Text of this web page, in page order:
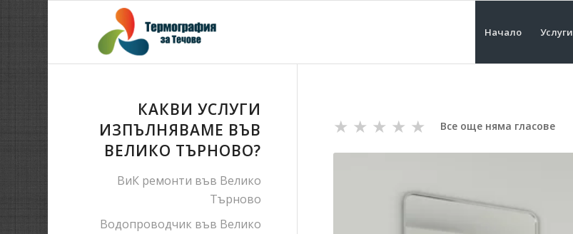
Начало Услуги
★
★
★
★
★ Все още няма гласове
КАКВИ УСЛУГИ
ИЗПЪЛНЯВАМЕ ВЪВ
ВЕЛИКО ТЪРНОВО?
ВиК ремонти във Велико
Търново
Водопроводчик във Велико